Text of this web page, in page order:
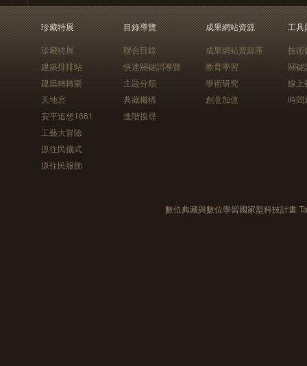
珍藏特展
珍藏特展
建築排排站
建築轉轉樂
天地宮
安平追想1661
工藝大冒險
原住民儀式
原住民服飾
目錄導覽
聯合目錄
快速關鍵詞導覽
主題分類
典藏機構
進階搜尋
成果網站資源
成果網站資源庫
教育學習
學術研究
創意加值
工具
技術
關鍵
線上
時間
數位典藏與數位學習國家型科技計畫